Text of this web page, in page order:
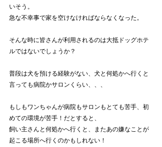
いそう。
急な不幸事で家を空けなければならなくなった。
そんな時に皆さんが利用されるのは大抵ドッグホテ
ルではないでしょうか？
普段は犬を預ける経験がない、犬と何処かへ行くと
言っても病院かサロンくらい、、、
もしもワンちゃんが病院もサロンもとても苦手、初
めての環境が苦手！だとすると、
飼い主さんと何処かへ行くと、またあの嫌なことが
起こる場所へ行くのかもしれない！